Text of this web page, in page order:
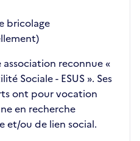
bricolage
association reconnue «
Sociale - ESUS ». Ses
ont pour vocation
en recherche
et/ou de lien social.